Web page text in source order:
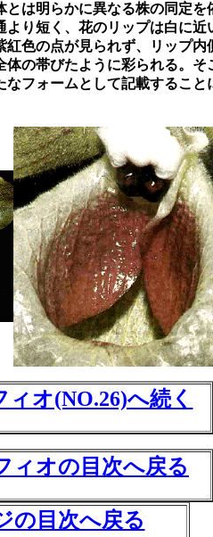
は明らかに異なる株の同定を
り短く、花のリップは白に近
色の点が見られず、リップ内
の帯びたように彩られる。そ
フォームとして記載すること
オ(NO.26)へ続く
ィオの目次へ戻る
の目次へ戻る